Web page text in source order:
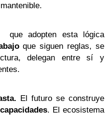
que adopten esta lógica
que siguen reglas, se
delegan entre sí y
El futuro se construye
. El ecosistema